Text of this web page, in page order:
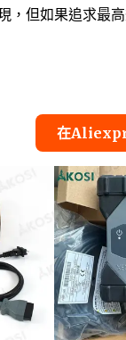
，但如果追求最
在